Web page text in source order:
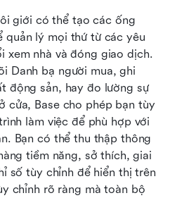
giới có thể tạo các ống
quản lý mọi thứ từ các yêu
xem nhà và đóng giao dịch.
Danh bạ người mua, ghi
động sản, hay đo lường sự
cửa, Base cho phép bạn tùy
làm việc để phù hợp với
Bạn có thể thu thập thông
tiềm năng, sở thích, giai
số tùy chỉnh để hiển thị trên
chỉnh rõ ràng mà toàn bộ